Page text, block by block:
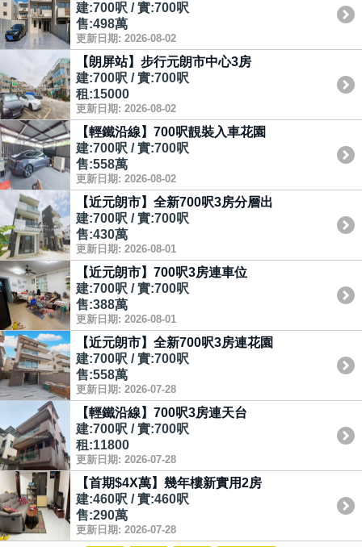
建:700呎 / 實:700呎
售:498萬
更新日期: 2026-08-02
【朗屏站】步行元朗市中心3房
建:700呎 / 實:700呎
租:15000
更新日期: 2026-08-02
【輕鐵沿線】700呎靚裝入車花園
建:700呎 / 實:700呎
售:558萬
更新日期: 2026-08-02
【近元朗市】全新700呎3房分層出
建:700呎 / 實:700呎
售:430萬
更新日期: 2026-08-01
【近元朗市】700呎3房連車位
建:700呎 / 實:700呎
售:388萬
更新日期: 2026-08-01
【近元朗市】全新700呎3房連花園
建:700呎 / 實:700呎
售:558萬
更新日期: 2026-07-28
【輕鐵沿線】700呎3房連天台
建:700呎 / 實:700呎
租:11800
更新日期: 2026-07-28
【首期$4X萬】幾年樓新實用2房
建:460呎 / 實:460呎
售:290萬
更新日期: 2026-07-28